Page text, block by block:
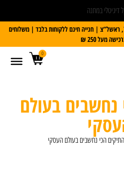
דיגיטלי במתנה
בקרו אותנו גם בחנות הפיזית: הרצל 74, ראשל”צ | חנייה חינם ללקוחות בלבד | משלוחים
מעל 250 ₪
0
נחשבים בעולם
הכי נחשבים בעולם העסקי